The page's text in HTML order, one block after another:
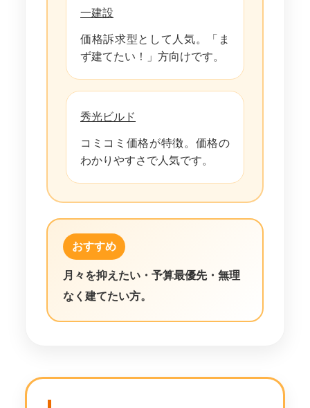
一建設
価格訴求型として人気。「ま
ず建てたい！」方向けです。
秀光ビルド
コミコミ価格が特徴。価格の
わかりやすさで人気です。
おすすめ
月々を抑えたい・予算最優先・無理
なく建てたい方。